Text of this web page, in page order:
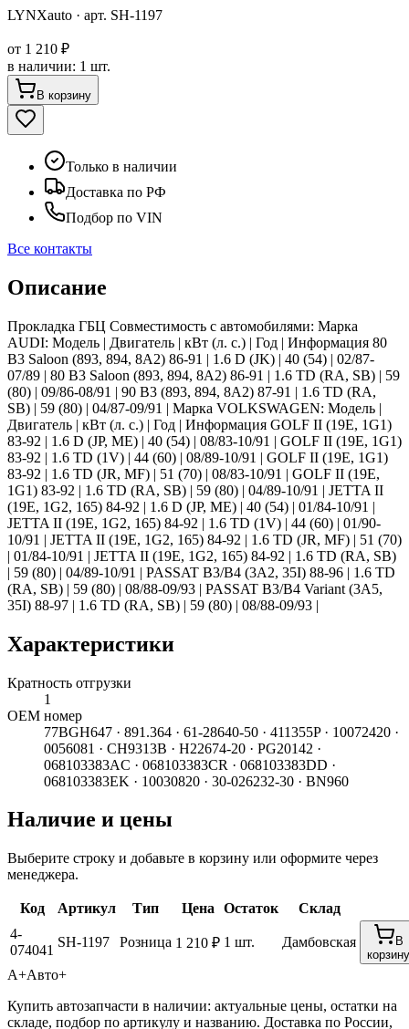
LYNXauto · арт. SH-1197
от 1 210 ₽
в наличии: 1 шт.
В корзину
Только в наличии
Доставка по РФ
Подбор по VIN
Все контакты
Описание
Прокладка ГБЦ Совместимость с автомобилями: Марка
AUDI: Модель | Двигатель | кВт (л. с.) | Год | Информация 80
B3 Saloon (893, 894, 8A2) 86-91 | 1.6 D (JK) | 40 (54) | 02/87-
07/89 | 80 B3 Saloon (893, 894, 8A2) 86-91 | 1.6 TD (RA, SB) | 59
(80) | 09/86-08/91 | 90 B3 (893, 894, 8A2) 87-91 | 1.6 TD (RA,
SB) | 59 (80) | 04/87-09/91 | Марка VOLKSWAGEN: Модель |
Двигатель | кВт (л. с.) | Год | Информация GOLF II (19E, 1G1)
83-92 | 1.6 D (JP, ME) | 40 (54) | 08/83-10/91 | GOLF II (19E, 1G1)
83-92 | 1.6 TD (1V) | 44 (60) | 08/89-10/91 | GOLF II (19E, 1G1)
83-92 | 1.6 TD (JR, MF) | 51 (70) | 08/83-10/91 | GOLF II (19E,
1G1) 83-92 | 1.6 TD (RA, SB) | 59 (80) | 04/89-10/91 | JETTA II
(19E, 1G2, 165) 84-92 | 1.6 D (JP, ME) | 40 (54) | 01/84-10/91 |
JETTA II (19E, 1G2, 165) 84-92 | 1.6 TD (1V) | 44 (60) | 01/90-
10/91 | JETTA II (19E, 1G2, 165) 84-92 | 1.6 TD (JR, MF) | 51 (70)
| 01/84-10/91 | JETTA II (19E, 1G2, 165) 84-92 | 1.6 TD (RA, SB)
| 59 (80) | 04/89-10/91 | PASSAT B3/B4 (3A2, 35I) 88-96 | 1.6 TD
(RA, SB) | 59 (80) | 08/88-09/93 | PASSAT B3/B4 Variant (3A5,
35I) 88-97 | 1.6 TD (RA, SB) | 59 (80) | 08/88-09/93 |
Характеристики
Кратность отгрузки
1
ОЕМ номер
77BGH647 · 891.364 · 61-28640-50 · 411355P · 10072420 ·
0056081 · CH9313B · H22674-20 · PG20142 ·
068103383AC · 068103383CR · 068103383DD ·
068103383EK · 10030820 · 30-026232-30 · BN960
Наличие и цены
Выберите строку и добавьте в корзину или оформите через
менеджера.
Код Артикул Тип Цена Остаток
Склад
4-
074041
SH-1197 Розница 1 210 ₽ 1 шт. Дамбовская
В
корзину
А+Авто+
Купить автозапчасти в наличии: актуальные цены, остатки на
складе, подбор по артикулу и названию. Доставка по России,